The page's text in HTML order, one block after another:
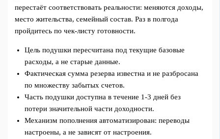
перестаёт соответствовать реальности: меняются доходы,
место жительства, семейный состав. Раз в полгода
пройдитесь по чек‑листу готовности.
Цель подушки пересчитана под текущие базовые
расходы, а не старые данные.
Фактическая сумма резерва известна и не разбросана
по множеству забытых счетов.
Часть подушки доступна в течение 1-3 дней без
потери значительной части доходности.
Механизм пополнения автоматизирован: переводы
настроены, а не зависят от настроения.